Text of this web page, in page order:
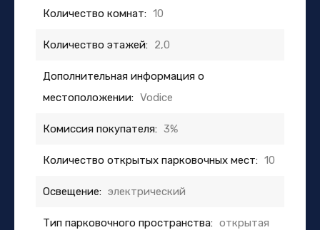
Количество комнат: 10
Количество этажей: 2,0
Дополнительная информация о
местоположении: Vodice
Комиссия покупателя: 3%
Количество открытых парковочных мест: 10
Освещение: электрический
Тип парковочного пространства: открытая